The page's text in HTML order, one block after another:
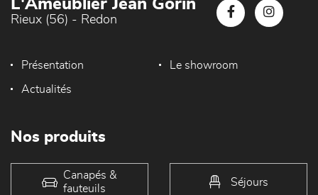
L'Ameublier Jean Gorin
Rieux (56) - Redon
Présentation Le showroom
Actualités
Nos produits
Canapés &
fauteuils
Séjours